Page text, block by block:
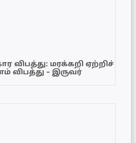
விபத்து: மரக்கறி ஏற்றிச்
விபத்து – இருவர்